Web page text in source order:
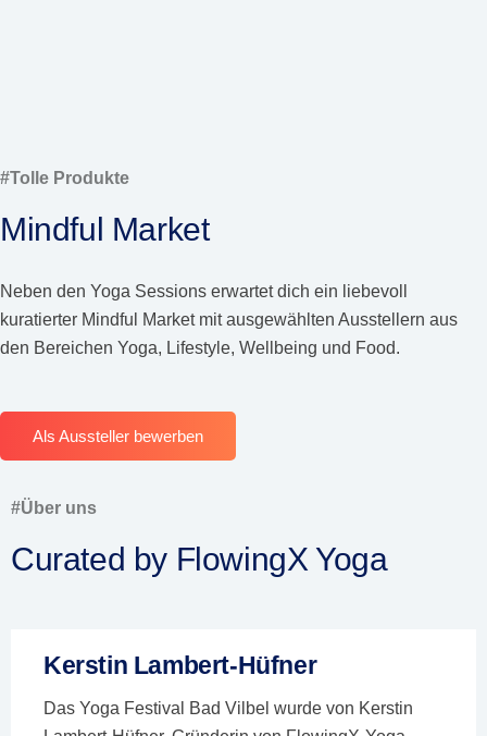
#Tolle Produkte
Mindful Market
Neben den Yoga Sessions erwartet dich ein liebevoll
kuratierter Mindful Market mit ausgewählten Ausstellern aus
den Bereichen Yoga, Lifestyle, Wellbeing und Food.
Als Aussteller bewerben
#Über uns
Curated by FlowingX Yoga
Kerstin Lambert-Hüfner
Das Yoga Festival Bad Vilbel wurde von Kerstin